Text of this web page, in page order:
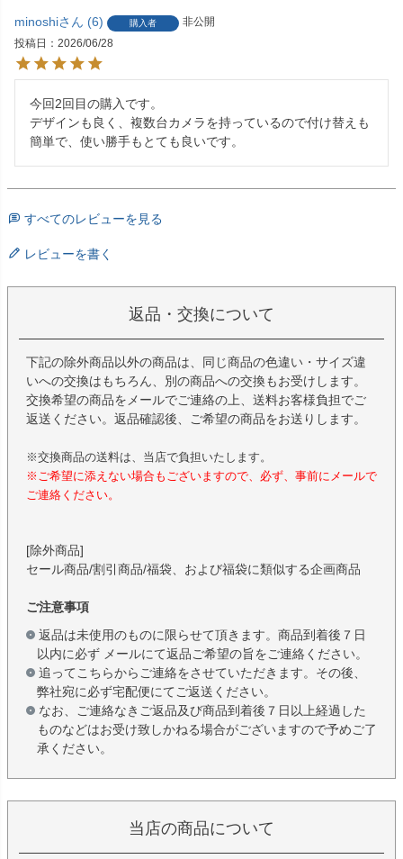
minoshi 6 購入者
非公開
投稿日
2026/06/28
今回2回目の購入です。
デザインも良く、複数台カメラを持っているので付け替えも
すべてのレビューを見る
レビューを書く
返品・交換について
下記の除外商品以外の商品は、同じ商品の色違い・サイズ違
いへの交換はもちろん、別の商品への交換もお受けします。
交換希望の商品をメールでご連絡の上、送料お客様負担でご
返送ください。返品確認後、ご希望の商品をお送りします。
※交換商品の送料は、当店で負担いたします。
※ご希望に添えない場合もございますので、必ず、事前にメールで
ご連絡ください。
[除外商品]
セール商品/割引商品/福袋、および福袋に類似する企画商品
ご注意事項
返品は未使用のものに限らせて頂きます。商品到着後７日
以内に必ず メールにて返品ご希望の旨をご連絡ください。
追ってこちらからご連絡をさせていただきます。その後、
弊社宛に必ず宅配便にてご返送ください。
なお、ご連絡なきご返品及び商品到着後７日以上経過した
ものなどはお受け致しかねる場合がございますので予めご了
承ください。
当店の商品について